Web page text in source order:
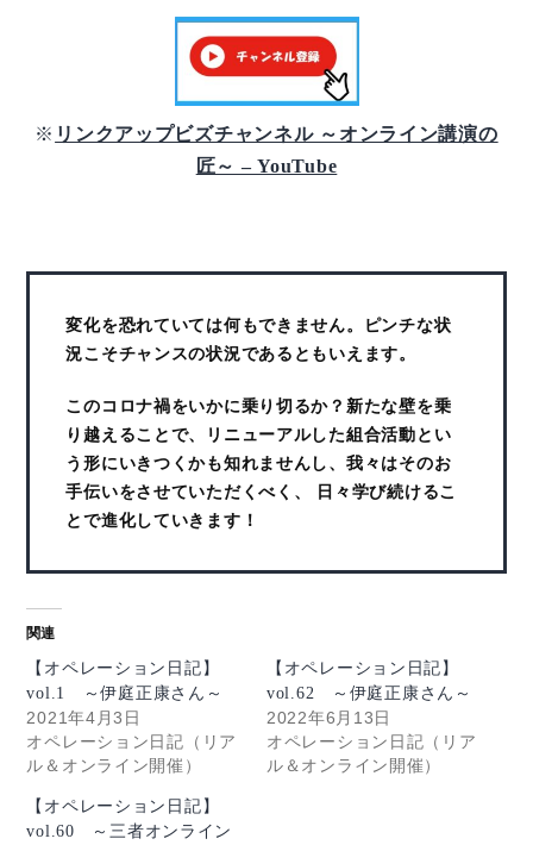
※ リンクアップビズチャンネル ～オンライン講演の
匠～ – YouTube
変化を恐れていては何もできません。ピンチな状
況こそチャンスの状況であるともいえます。
このコロナ禍をいかに乗り切るか？新たな壁を乗
り越えることで、リニューアルした組合活動とい
う形にいきつくかも知れませんし、我々はそのお
手伝いをさせていただくべく、 日々学び続けるこ
とで進化していきます！
関連
【オペレーション日記】
vol.1 ～伊庭正康さん～
2021年4月3日
オペレーション日記（リア
ル＆オンライン開催）
【オペレーション日記】
vol.62 ～伊庭正康さん～
2022年6月13日
オペレーション日記（リア
ル＆オンライン開催）
【オペレーション日記】
vol.60 ～三者オンライン